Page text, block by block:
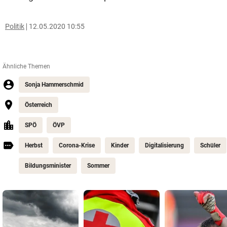
Politik 12.05.2020 10:55
Ähnliche Themen
Sonja Hammerschmid
Österreich
SPÖ ÖVP
Herbst Corona-Krise Kinder Digitalisierung Schüler
Bildungsminister Sommer